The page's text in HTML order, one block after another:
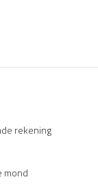
rekening
mond